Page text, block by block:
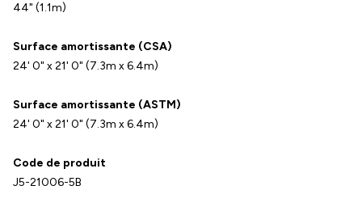
44" (1.1m)
Surface amortissante (CSA)
24' 0" x 21' 0" (7.3m x 6.4m)
Surface amortissante (ASTM)
24' 0" x 21' 0" (7.3m x 6.4m)
Code de produit
J5-21006-5B